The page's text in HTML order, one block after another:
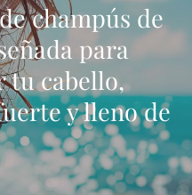
champús de
para
cabello,
y lleno de